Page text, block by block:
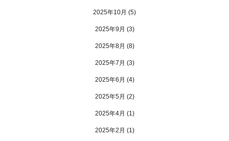
2025年10月 (5)
2025年9月 (3)
2025年8月 (8)
2025年7月 (3)
2025年6月 (4)
2025年5月 (2)
2025年4月 (1)
2025年2月 (1)